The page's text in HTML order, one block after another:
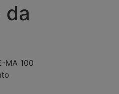
da
MA 100